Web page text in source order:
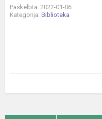
Paskelbta: 2022-01-06
Kategorija: Biblioteka